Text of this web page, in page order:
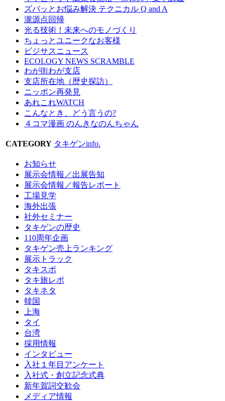
ズバッとお悩み解決 テクニカル Q and A
瀧源点回帰
光る技術！未来へのモノづくり
ちょっとユニークなお客様
ビジサスニュース
ECOLOGY NEWS SCRAMBLE
わが街わが支店
支店所在地（歴史探訪）
ニッポン再発見
あれこれWATCH
こんなとき、どう言うの?
４コマ漫画 のんきなのんちゃん
CATEGORY タキゲンinfo.
お知らせ
展示会情報／出展告知
展示会情報／報告レポート
工場見学
海外出張
社外セミナー
タキゲンの歴史
110周年企画
タキゲン売上ランキング
展示トラック
タキスポ
タキ旅レポ
タキネタ
韓国
上海
タイ
台湾
採用情報
インタビュー
入社１年目アンケート
入社式・創立記念式典
新年賀詞交歓会
メディア情報